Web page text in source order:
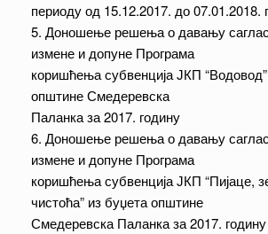
периоду од 15.12.2017. до 07.01.2018.
5. Доношење решења о давању
измене и допуне Програма
коришћења субвенција ЈКП
општине Смедеревска
Паланка за 2017. годину
6. Доношење решења о давању
измене и допуне Програма
коришћења субвенција ЈКП “Пијаце,
чистоћа” из буџета општине
Смедеревска Паланка за 2017. годину